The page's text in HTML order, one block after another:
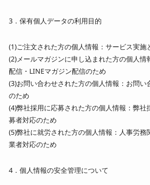
LINE公式アカウントはこ
3．保有個人データの利用目的
(1)ご注文された方の個人情報：サービス実施
(2)メールマガジンに申し込まれた方の個人情
配信・LINEマガジン配信のため
(3)お問い合わせされた方の個人情報：お問い
のため
(4)弊社採用に応募された方の個人情報：弊社
募者対応のため
(5)弊社に就労された方の個人情報：人事労務
業者対応のため
4．個人情報の安全管理について